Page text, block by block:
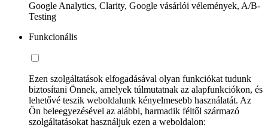
Google Analytics, Clarity, Google vásárlói vélemények, A/B-
Testing
Funkcionális
Ezen szolgáltatások elfogadásával olyan funkciókat tudunk
biztosítani Önnek, amelyek túlmutatnak az alapfunkciókon, és
lehetővé teszik weboldalunk kényelmesebb használatát. Az
Ön beleegyezésével az alábbi, harmadik féltől származó
szolgáltatásokat használjuk ezen a weboldalon: